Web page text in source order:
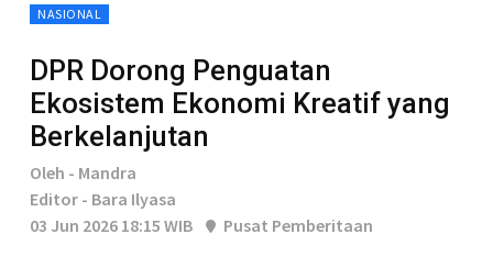
NASIONAL
DPR Dorong Penguatan
Ekosistem Ekonomi Kreatif yang
Berkelanjutan
Oleh - Mandra
Editor - Bara Ilyasa
03 Jun 2026 18:15 WIB
Pusat Pemberitaan